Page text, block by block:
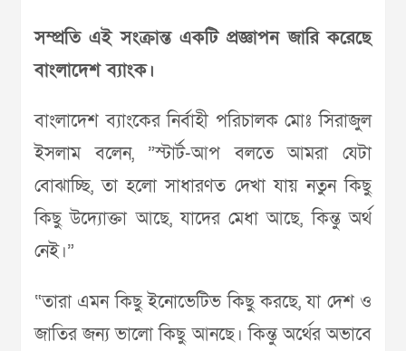
সম্প্রতি এই সংক্রান্ত একটি প্রজ্ঞাপন জারি করেছে
বাংলাদেশ ব্যাংক।
বাংলাদেশ ব্যাংকের নির্বাহী পরিচালক মোঃ সিরাজুল
ইসলাম বলেন, ”স্টার্ট-আপ বলতে আমরা যেটা
বোঝাচ্ছি, তা হলো সাধারণত দেখা যায় নতুন কিছু
কিছু উদ্যোক্তা আছে, যাদের মেধা আছে, কিন্তু অর্থ
নেই।”
“তারা এমন কিছু ইনোভেটিভ কিছু করছে, যা দেশ ও
জাতির জন্য ভালো কিছু আনছে। কিন্তু অর্থের অভাবে